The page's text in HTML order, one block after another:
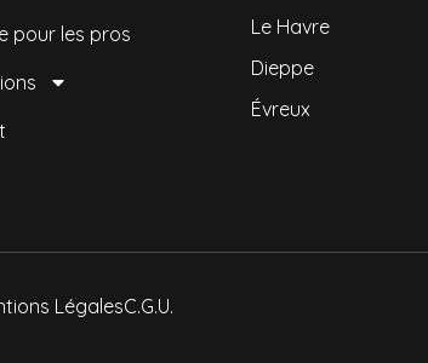
pour les pros
Le Havre
Dieppe
Évreux
LégalesC.G.U.